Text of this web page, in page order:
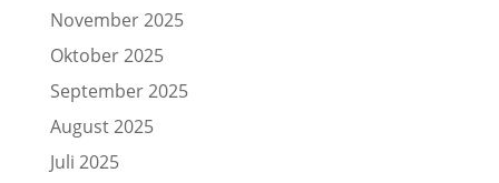
November 2025
Oktober 2025
September 2025
August 2025
Juli 2025